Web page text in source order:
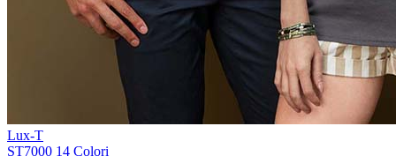
Lux-T
ST7000 14 Colori